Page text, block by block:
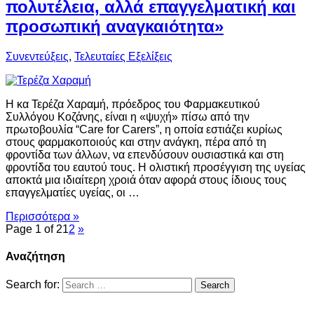
πολυτέλεια, αλλά επαγγελματική και
προσωπική αναγκαιότητα»
Συνεντεύξεις, Τελευταίες Εξελίξεις
Η κα Τερέζα Χαραμή, πρόεδρος του Φαρμακευτικού
Συλλόγου Κοζάνης, είναι η «ψυχή» πίσω από την
πρωτοβουλία “Care for Carers”, η οποία εστιάζει κυρίως
στους φαρμακοποιούς και στην ανάγκη, πέρα από τη
φροντίδα των άλλων, να επενδύσουν ουσιαστικά και στη
φροντίδα του εαυτού τους. Η ολιστική προσέγγιση της υγείας
αποκτά μια ιδιαίτερη χροιά όταν αφορά στους ίδιους τους
επαγγελματίες υγείας, οι …
Περισσότερα »
Page 1 of 212 »
Αναζήτηση
Search for: